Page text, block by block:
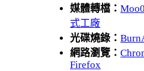
媒體轉檔：Moo0
式工廠
光碟燒錄：
網路瀏覽：
Firefox